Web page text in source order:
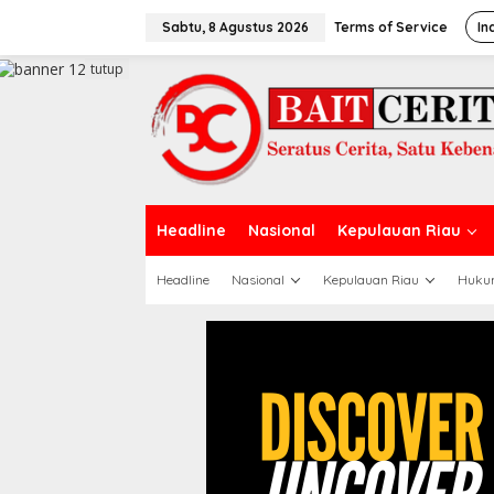
a
Sabtu, 8 Agustus 2026 Terms of Service
Headline Nasional Kepulauan Riau
Headline Nasional Kepulauan Riau
tutup